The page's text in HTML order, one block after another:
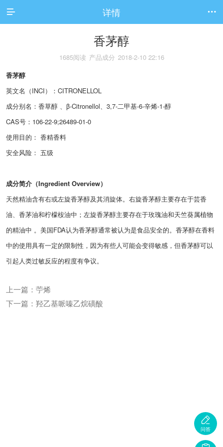
 详情 
香茅醇
1685阅读 产品成分 2018-2-10 22:16
香茅醇
英文名（INCI）：CITRONELLOL
成分别名：香草醇 、β-Citronellol、3,7-二甲基-6-辛烯-1-醇
CAS号：106-22-9;26489-01-0
使用目的： 香精香料
安全风险： 五级
成分简介（Ingredient Overview）
天然精油含有右或左旋香茅醇及其消旋体。右旋香茅醇主要存在于芸香
油、香茅油和柠檬桉油中；左旋香茅醇主要存在于玫瑰油和天竺葵属植物
的精油中 。美国FDA认为香茅醇通常被认为是食品安全的。香茅醇在香料
中的使用具有一定的限制性，因为有些人可能会变得敏感，但香茅醇可以
引起人类过敏反应的程度有争议。
上一篇：苧烯
下一篇：羟乙基哌嗪乙烷磺酸

问答